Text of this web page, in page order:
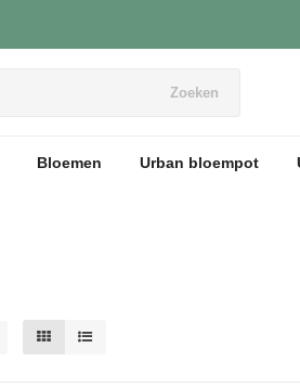
Zoeken
Bloemen Urban bloempot